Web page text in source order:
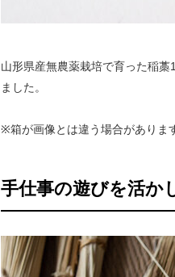
山形県産無農薬栽培で育った稲
ました。
※箱が画像とは違う場合がありま
手仕事の遊びを活か